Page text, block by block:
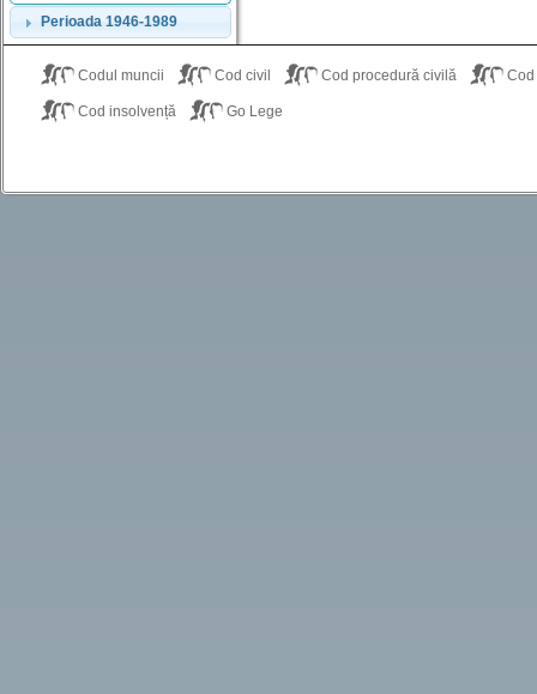
Perioada 1946-1989
Codul muncii Cod civil Cod procedură civilă
Cod insolvență Go Lege